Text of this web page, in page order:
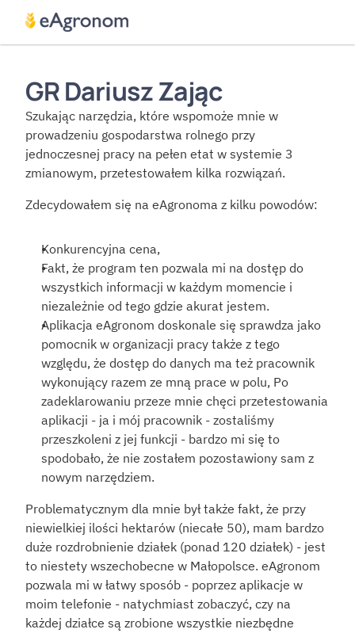
GR Dariusz Zając
Szukając narzędzia, które wspomoże mnie w
prowadzeniu gospodarstwa rolnego przy
jednoczesnej pracy na pełen etat w systemie 3
zmianowym, przetestowałem kilka rozwiązań.
Zdecydowałem się na eAgronoma z kilku powodów:
Konkurencyjna cena,
Fakt, że program ten pozwala mi na dostęp do
wszystkich informacji w każdym momencie i
niezależnie od tego gdzie akurat jestem.
Aplikacja eAgronom doskonale się sprawdza jako
pomocnik w organizacji pracy także z tego
względu, że dostęp do danych ma też pracownik
wykonujący razem ze mną prace w polu, Po
zadeklarowaniu przeze mnie chęci przetestowania
aplikacji - ja i mój pracownik - zostaliśmy
przeszkoleni z jej funkcji - bardzo mi się to
spodobało, że nie zostałem pozostawiony sam z
nowym narzędziem.
Problematycznym dla mnie był także fakt, że przy
niewielkiej ilości hektarów (niecałe 50), mam bardzo
duże rozdrobnienie działek (ponad 120 działek) - jest
to niestety wszechobecne w Małopolsce. eAgronom
pozwala mi w łatwy sposób - poprzez aplikacje w
moim telefonie - natychmiast zobaczyć, czy na
każdej działce są zrobione wszystkie niezbędne